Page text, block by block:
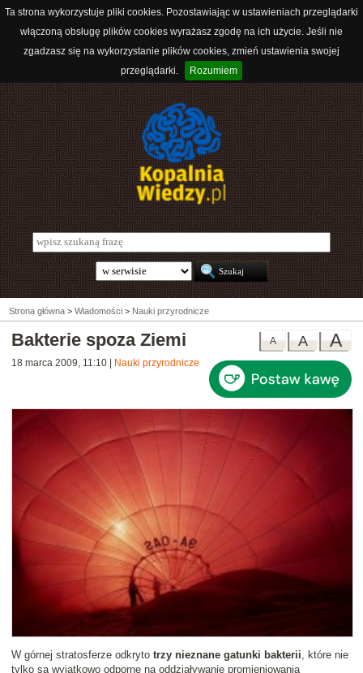
Ta strona wykorzystuje pliki cookies. Pozostawiając w ustawieniach przeglądarki
włączoną obsługę plików cookies wyrażasz zgodę na ich użycie. Jeśli nie
zgadzasz się na wykorzystanie plików cookies, zmień ustawienia swojej
przeglądarki.
Rozumiem
Strona główna > Wiadomości > Nauki przyrodnicze
A
A
A
Bakterie spoza Ziemi
18 marca 2009, 11:10 Nauki przyrodnicze
W górnej stratosferze odkryto trzy nieznane gatunki bakterii , które nie
tylko są wyjątkowo odporne na oddziaływanie promieniowania